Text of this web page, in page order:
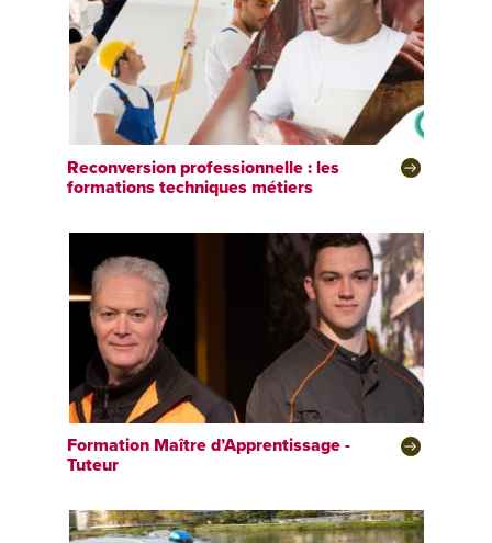
Reconversion professionnelle : les
formations techniques métiers
Formation Maître d’Apprentissage -
Tuteur